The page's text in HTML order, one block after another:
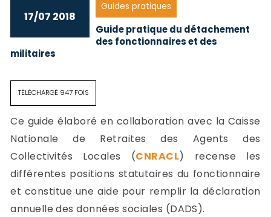
Guides pratiques
17/07 2018
Guide pratique du détachement
des fonctionnaires et des
militaires
TÉLÉCHARGÉ 947 FOIS
Ce guide élaboré en collaboration avec la Caisse
Nationale de Retraites des Agents des
Collectivités Locales (CNRACL) recense les
différentes positions statutaires du fonctionnaire
et constitue une aide pour remplir la déclaration
annuelle des données sociales (DADS).